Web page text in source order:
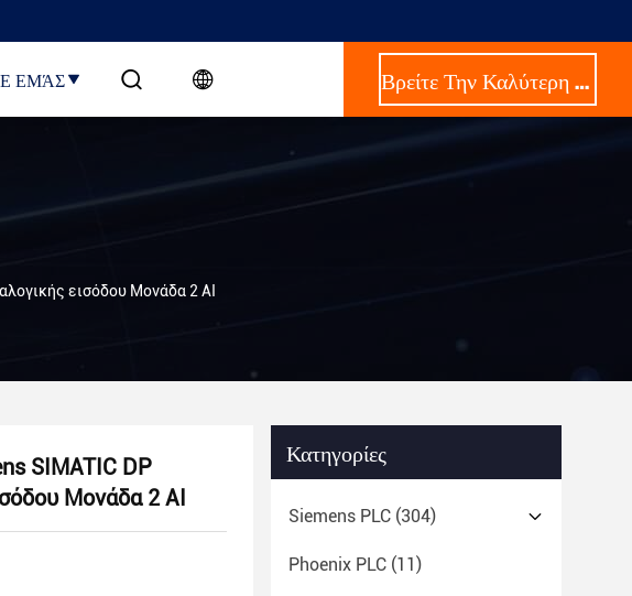
ΕΜΆΣ Βρείτε Την Καλύτερη Τιμή
εισόδου Μονάδα 2 AI
SIMATIC DP
Μονάδα 2 AI
Κατηγορίες
Siemens PLC (304)
Phoenix PLC (11)